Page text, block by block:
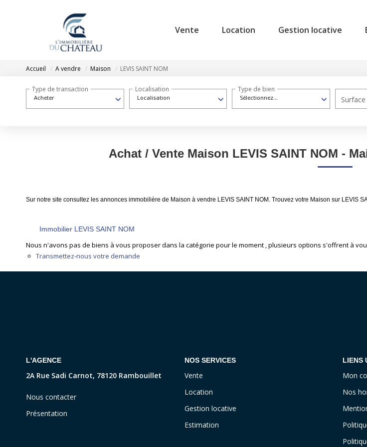
Vente Location Gestion locative
Accueil A vendre Maison LEVIS SAINT NOM
Acheter
Type de transaction
Localisation
Localisation
Sélectionnez...
Type de bien
Achat / Vente Maison LEVIS SAINT NOM -
Sur notre site consultez les annonces immobilière de Maison à vendre LEVIS SAINT NOM. Trouvez votre Maison sur LEVIS
Immobilier LEVIS SAINT NOM
Nous n'avons pas de biens à vous proposer dans la catégorie pour le moment , plusieurs options s'offrent à
Transmettez-nous votre demande
L'AGENCE
2A Rue Sadi Carnot, 78120 Rambouillet
Nous contacter
Présentation
NOS SERVICES
Vente
Location
Gestion locative
Estimation
LIENS
Mon
Nos